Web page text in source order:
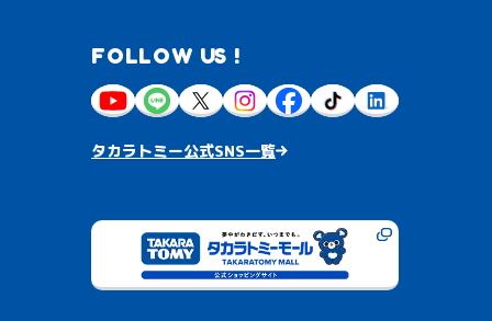
FOLLOW US !
タカラトミー公式SNS一覧